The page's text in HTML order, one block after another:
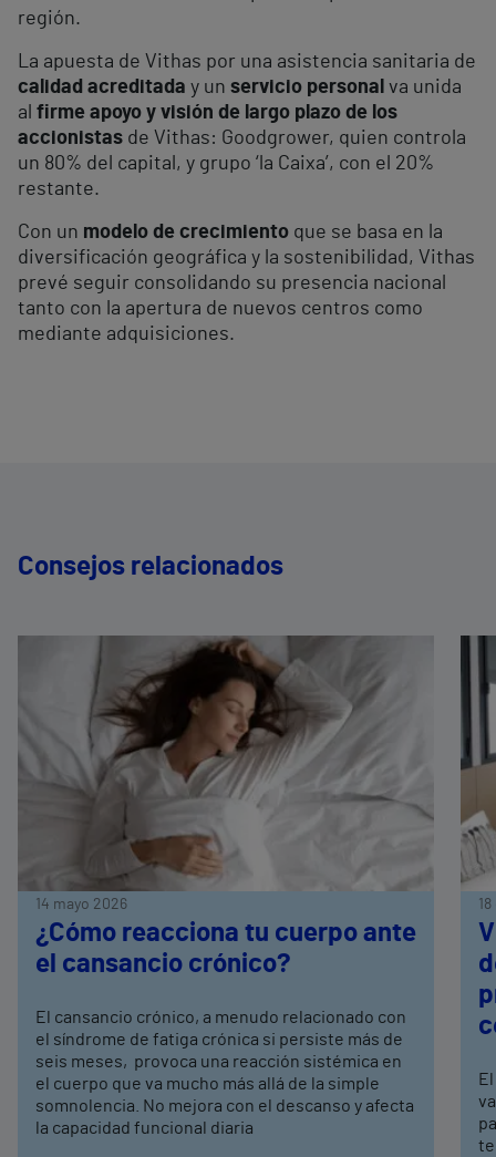
región.
La apuesta de Vithas por una asistencia sanitaria de
calidad acreditada y un servicio personal va unida
al firme apoyo y visión de largo plazo de los
accionistas de Vithas: Goodgrower, quien controla
un 80% del capital, y grupo ‘la Caixa’, con el 20%
restante.
Con un modelo de crecimiento que se basa en la
diversificación geográfica y la sostenibilidad, Vithas
prevé seguir consolidando su presencia nacional
tanto con la apertura de nuevos centros como
mediante adquisiciones.
Consejos relacionados
14 mayo 2026
¿Cómo reacciona tu cuerpo ante
el cansancio crónico?
El cansancio crónico, a menudo relacionado con
el síndrome de fatiga crónica si persiste más de
seis meses, provoca una reacción sistémica en
el cuerpo que va mucho más allá de la simple
somnolencia. No mejora con el descanso y afecta
la capacidad funcional diaria